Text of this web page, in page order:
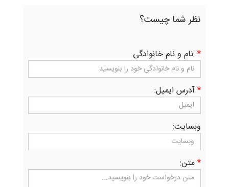
نظر شما چیست؟
* :نام و نام خانوادگی
*آدرس ایمیل:
وبسایت:
*متن: